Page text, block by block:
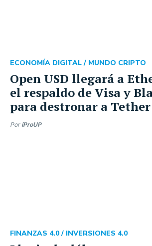
Open USD llegará a
el respaldo de Visa y
para destronar a Tether
ECONOMÍA DIGITAL / MUNDO CRIPTO
Por iProUP
FINANZAS 4.0 / INVERSIONES 4.0